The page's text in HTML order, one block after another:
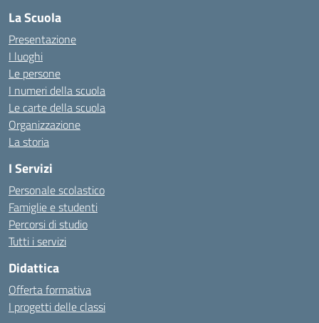
La Scuola
Presentazione
I luoghi
Le persone
I numeri della scuola
Le carte della scuola
Organizzazione
La storia
I Servizi
Personale scolastico
Famiglie e studenti
Percorsi di studio
Tutti i servizi
Didattica
Offerta formativa
I progetti delle classi